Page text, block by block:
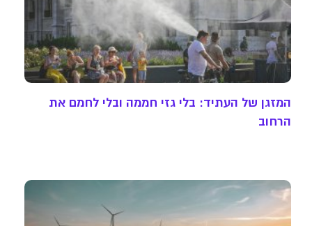
המזגן של העתיד: בלי גזי חממה ובלי לחמם את
הרחוב